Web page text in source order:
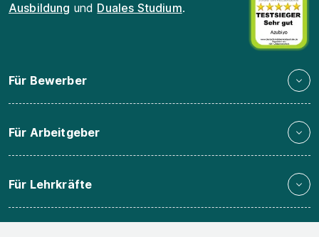
Ausbildung und Duales Studium.
Für Bewerber
Für Arbeitgeber
Für Lehrkräfte